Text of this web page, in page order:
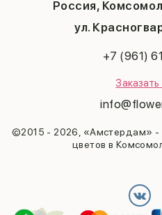
Россия,
ул.
+7 (961)
©2015 - 2026, «Амстердам» -
цветов в
23 февраля
Последний звонок